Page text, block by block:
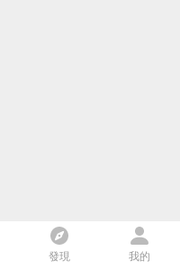
發現 我的